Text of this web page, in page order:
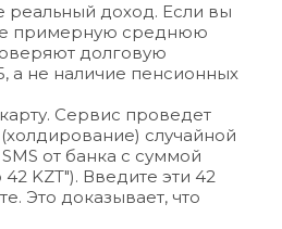
реальный доход. Если вы
примерную среднюю
долговую
а не наличие пенсионных
Сервис проведет
случайной
от банка с суммой
KZT"). Введите эти 42
Это доказывает, что